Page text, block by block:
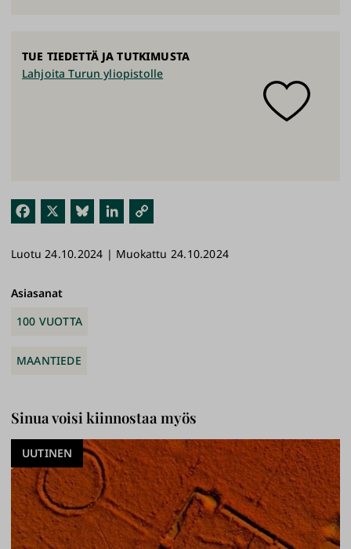
Fac
ok
Blu
y
Link
n
link
TUE TIEDETTÄ JA TUTKIMUSTA
Lahjoita Turun yliopistolle
Luotu 24.10.2024 | Muokattu 24.10.2024
Asiasanat
100 VUOTTA
MAANTIEDE
Sinua voisi kiinnostaa myös
UUTINEN